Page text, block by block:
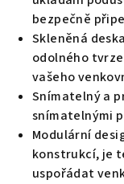
bezpečně
Skleněná
odolného
vašeho
Snímatelný a
snímatelnými
Modulární
konstrukcí, je
uspořádat